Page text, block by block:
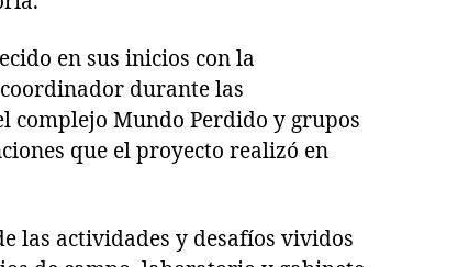
en sus inicios con la
durante las
complejo Mundo Perdido y grupos
que el proyecto realizó en
las actividades y desafíos vividos